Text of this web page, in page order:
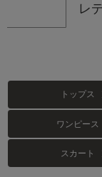
レ
トップス
ワンピース
スカート